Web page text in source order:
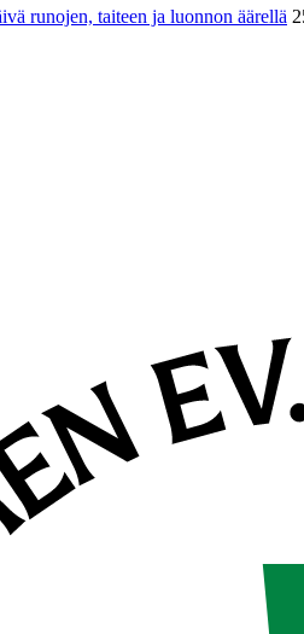
runojen, taiteen ja luonnon äärellä